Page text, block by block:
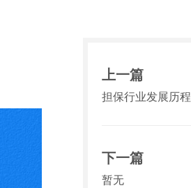
上一篇
担保行业发展历程
下一篇
暂无